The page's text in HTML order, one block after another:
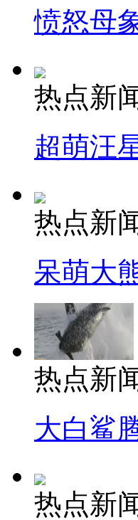
愤怒母
热点新
超萌汪
热点新
呆萌大
热点新
大白鲨
热点新